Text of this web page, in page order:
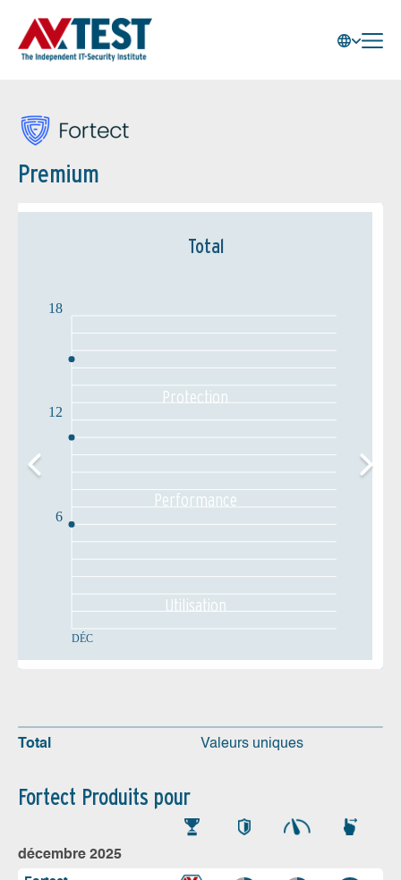
Premium
Total
DÉC
6
12
18
Protection
Performance
Utilisation
Total Valeurs uniques
Fortect Produits pour
décembre 2025